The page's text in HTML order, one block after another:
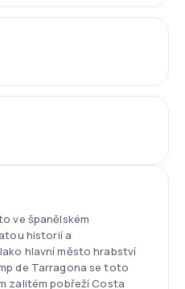
ve španělském
historií a
hlavní město hrabství
de Tarragona se toto
zalitém pobřeží Costa